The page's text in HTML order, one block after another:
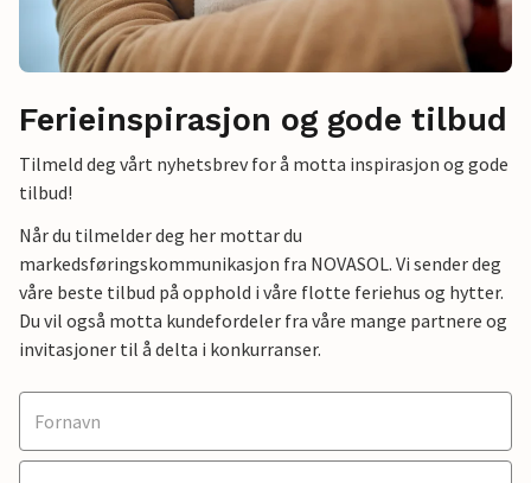
Ferieinspirasjon og gode tilbud
Tilmeld deg vårt nyhetsbrev for å motta inspirasjon og gode
tilbud!
Når du tilmelder deg her mottar du
markedsføringskommunikasjon fra NOVASOL. Vi sender deg
våre beste tilbud på opphold i våre flotte feriehus og hytter.
Du vil også motta kundefordeler fra våre mange partnere og
invitasjoner til å delta i konkurranser.